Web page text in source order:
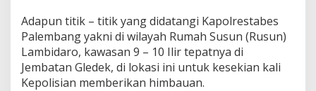
a
t
a
n
g
i
Adapun titik – titik yang didatangi Kapolrestabes
Palembang yakni di wilayah Rumah Susun (Rusun)
Lambidaro, kawasan 9 – 10 Ilir tepatnya di
Jembatan Gledek, di lokasi ini untuk kesekian kali
Kepolisian memberikan himbauan.